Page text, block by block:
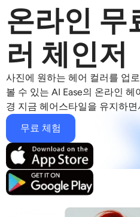
AI 비디오
텍스트를 비디오로
이미지를 비디오로
비디오 효과
AI 키스 생성기
AI 포옹 생성기
AI 댄스 생성기
비디오 효과
AI 이미지
이미지 변환
텍스트를 이미지로
지원되는 AI 모델
Seedream 5.0 프로
AI 도구
사진 편집 및 제작 도구
사진 인핸서
개체 제거기
가격
온라인 무
러 체인저
사진에 원하는 헤어 컬러를 업
볼 수 있는 AI Ease의 온라인 헤
경 지금 헤어스타일을 유지하면
무료 체험